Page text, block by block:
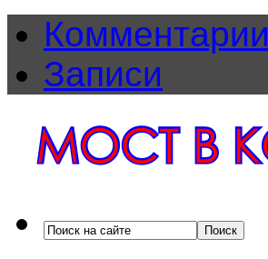
Комментарии
Записи